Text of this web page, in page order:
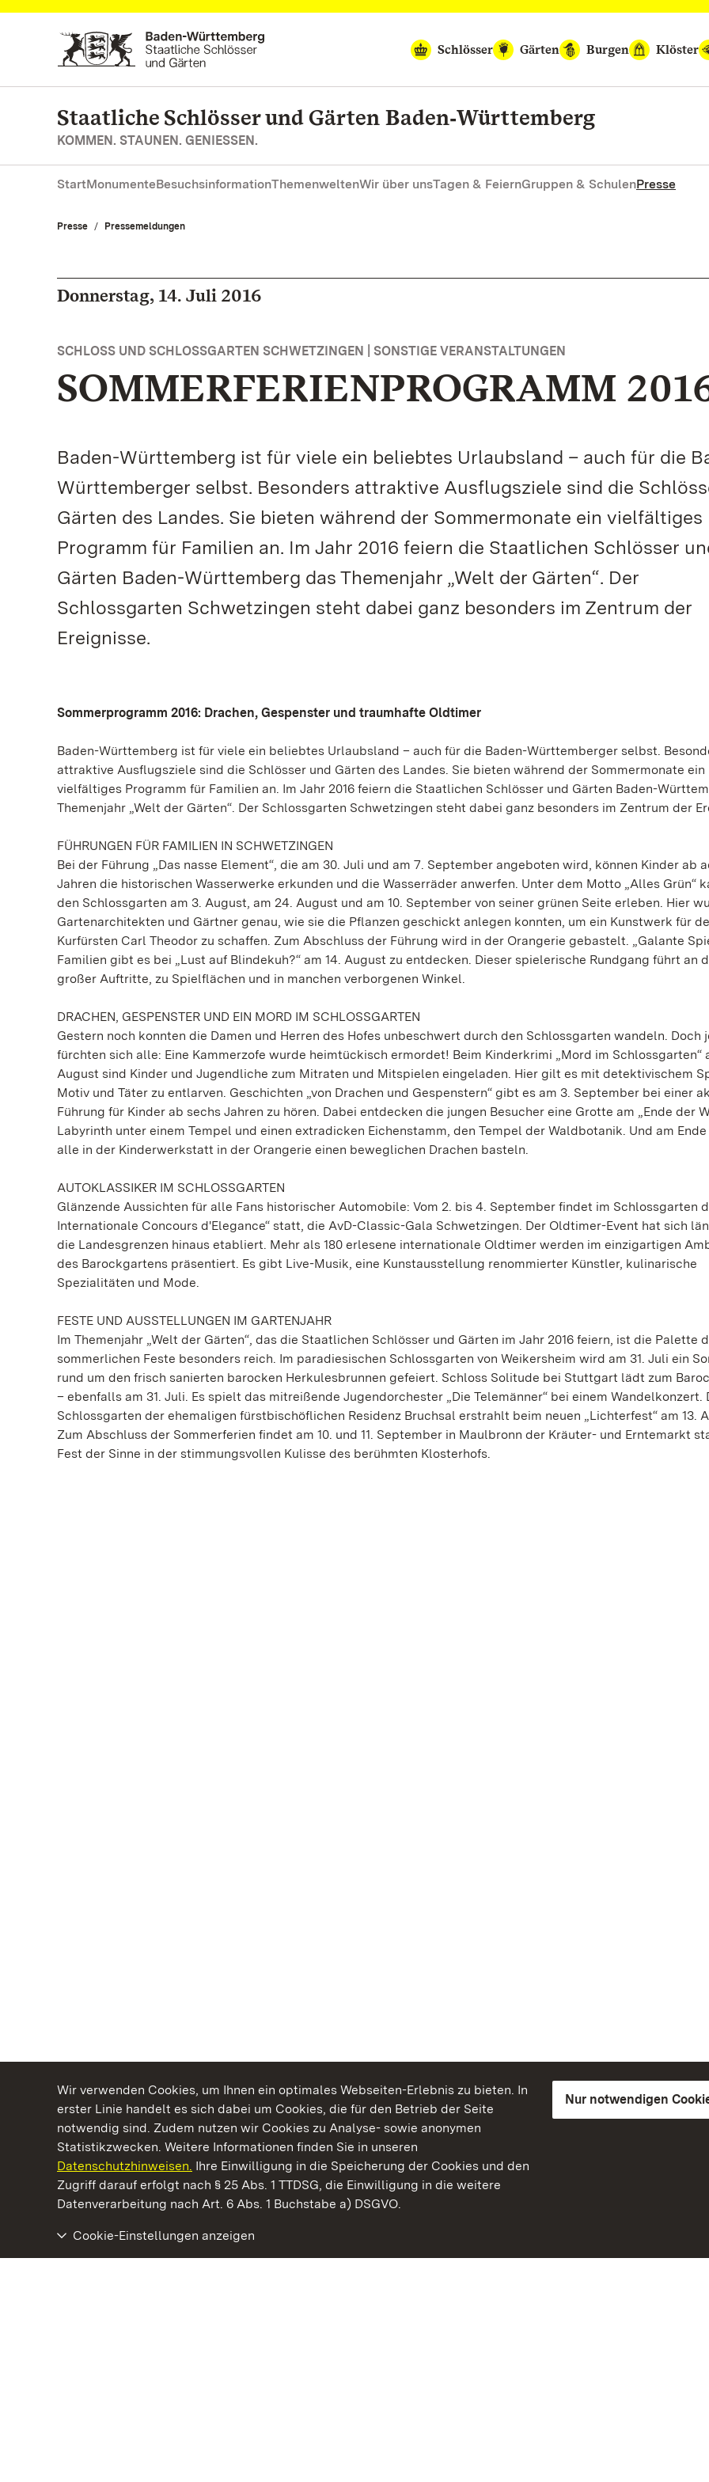
Wir verwenden Cookies, um Ihnen ein optimales Webseiten-Erlebnis zu bieten. In
erster Linie handelt es sich dabei um Cookies, die für den Betrieb der Seite
notwendig sind. Zudem nutzen wir Cookies zu Analyse- sowie anonymen
Statistikzwecken. Weitere Informationen finden Sie in unseren
Datenschutzhinweisen. Ihre Einwilligung in die Speicherung der Cookies und den
Zugriff darauf erfolgt nach § 25 Abs. 1 TTDSG, die Einwilligung in die weitere
Datenverarbeitung nach Art. 6 Abs. 1 Buchstabe a) DSGVO.
Nur notwendigen
Cookie-Einstellungen anzeigen
Zum Hauptinhalt springen
Schlösser
Gärten Burgen Klöster
Staatliche Schlösser und Gärten Baden‑Württemberg
KOMMEN. STAUNEN. GENIESSEN.
StartMonumenteBesuchsinformationThemenweltenWir über unsTagen & FeiernGruppen & SchulenPresse
Presse Pressemeldungen
Donnerstag, 14. Juli 2016
SCHLOSS UND SCHLOSSGARTEN SCHWETZINGEN | SONSTIGE VERANSTALTUNGEN
SOMMERFERIENPROGRAMM
Baden-Württemberg ist für viele ein beliebtes Urlaubsland – auch für die
Württemberger selbst. Besonders attraktive Ausflugsziele sind die
Gärten des Landes. Sie bieten während der Sommermonate ein vielfältiges
Programm für Familien an. Im Jahr 2016 feiern die Staatlichen Schlösser
Gärten Baden-Württemberg das Themenjahr „Welt der Gärten“. Der
Schlossgarten Schwetzingen steht dabei ganz besonders im Zentrum der
Ereignisse.
Sommerprogramm 2016: Drachen, Gespenster und traumhafte Oldtimer
Baden-Württemberg ist für viele ein beliebtes Urlaubsland – auch für die Baden-Württemberger selbst.
attraktive Ausflugsziele sind die Schlösser und Gärten des Landes. Sie bieten während der Sommermonate ein
vielfältiges Programm für Familien an. Im Jahr 2016 feiern die Staatlichen Schlösser und Gärten Baden-
Themenjahr „Welt der Gärten“. Der Schlossgarten Schwetzingen steht dabei ganz besonders im Zentrum der
FÜHRUNGEN FÜR FAMILIEN IN SCHWETZINGEN
Bei der Führung „Das nasse Element“, die am 30. Juli und am 7. September angeboten wird, können Kinder ab
Jahren die historischen Wasserwerke erkunden und die Wasserräder anwerfen. Unter dem Motto „Alles Grün“
den Schlossgarten am 3. August, am 24. August und am 10. September von seiner grünen Seite erleben. Hier
Gartenarchitekten und Gärtner genau, wie sie die Pflanzen geschickt anlegen konnten, um ein Kunstwerk für
Kurfürsten Carl Theodor zu schaffen. Zum Abschluss der Führung wird in der Orangerie gebastelt. „Galante
Familien gibt es bei „Lust auf Blindekuh?“ am 14. August zu entdecken. Dieser spielerische Rundgang führt an
großer Auftritte, zu Spielflächen und in manchen verborgenen Winkel.
DRACHEN, GESPENSTER UND EIN MORD IM SCHLOSSGARTEN
Gestern noch konnten die Damen und Herren des Hofes unbeschwert durch den Schlossgarten wandeln. Doch
fürchten sich alle: Eine Kammerzofe wurde heimtückisch ermordet! Beim Kinderkrimi „Mord im Schlossgarten“
August sind Kinder und Jugendliche zum Mitraten und Mitspielen eingeladen. Hier gilt es mit detektivischem
Motiv und Täter zu entlarven. Geschichten „von Drachen und Gespenstern“ gibt es am 3. September bei einer
Führung für Kinder ab sechs Jahren zu hören. Dabei entdecken die jungen Besucher eine Grotte am „Ende der
Labyrinth unter einem Tempel und einen extradicken Eichenstamm, den Tempel der Waldbotanik. Und am
alle in der Kinderwerkstatt in der Orangerie einen beweglichen Drachen basteln.
AUTOKLASSIKER IM SCHLOSSGARTEN
Glänzende Aussichten für alle Fans historischer Automobile: Vom 2. bis 4. September findet im Schlossgarten
Internationale Concours d'Elegance“ statt, die AvD-Classic-Gala Schwetzingen. Der Oldtimer-Event hat sich
die Landesgrenzen hinaus etabliert. Mehr als 180 erlesene internationale Oldtimer werden im einzigartigen
des Barockgartens präsentiert. Es gibt Live-Musik, eine Kunstausstellung renommierter Künstler, kulinarische
Spezialitäten und Mode.
FESTE UND AUSSTELLUNGEN IM GARTENJAHR
Im Themenjahr „Welt der Gärten“, das die Staatlichen Schlösser und Gärten im Jahr 2016 feiern, ist die Palette
sommerlichen Feste besonders reich. Im paradiesischen Schlossgarten von Weikersheim wird am 31. Juli ein
rund um den frisch sanierten barocken Herkulesbrunnen gefeiert. Schloss Solitude bei Stuttgart lädt zum
– ebenfalls am 31. Juli. Es spielt das mitreißende Jugendorchester „Die Telemänner“ bei einem Wandelkonzert.
Schlossgarten der ehemaligen fürstbischöflichen Residenz Bruchsal erstrahlt beim neuen „Lichterfest“ am 13.
Zum Abschluss der Sommerferien findet am 10. und 11. September in Maulbronn der Kräuter- und Erntemarkt
Fest der Sinne in der stimmungsvollen Kulisse des berühmten Klosterhofs.
Kommen. Staunen. Genießen.